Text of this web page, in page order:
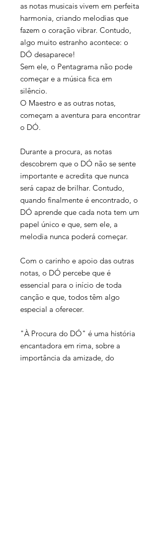
as notas musicais vivem em perfeita
harmonia, criando melodias que
fazem o coração vibrar. Contudo,
algo muito estranho acontece: o
DÓ desaparece!
Sem ele, o Pentagrama não pode
começar e a música fica em
silêncio.
O Maestro e as outras notas,
começam a aventura para encontrar
o DÓ.
Durante a procura, as notas
descobrem que o DÓ não se sente
importante e acredita que nunca
será capaz de brilhar. Contudo,
quando finalmente é encontrado, o
DÓ aprende que cada nota tem um
papel único e que, sem ele, a
melodia nunca poderá começar.
Com o carinho e apoio das outras
notas, o DÓ percebe que é
essencial para o início de toda
canção e que, todos têm algo
especial a oferecer.
"À Procura do DÓ" é uma história
encantadora em rima, sobre a
importância da amizade, do